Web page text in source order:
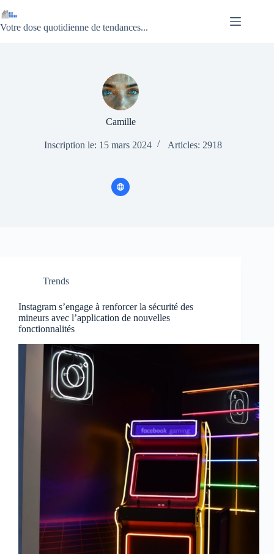
au
contenu
Votre dose quotidienne de tendances...
Camille
Inscription le: 15 mars 2024 Articles: 2918
Trends
Instagram s’engage à renforcer la sécurité des
mineurs avec l’application de nouvelles
fonctionnalités